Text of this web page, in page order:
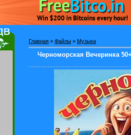
Главная » Файлы » Музыка
Черноморская Вечеринка